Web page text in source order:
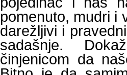
pomenuto, mudri i
darežljivi i
sadašnje.
činjenicom da